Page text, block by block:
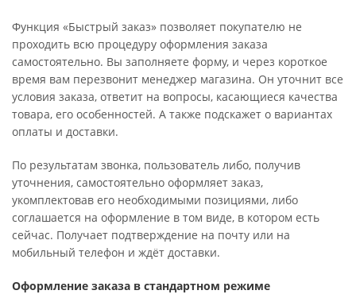
Функция «Быстрый заказ» позволяет покупателю не
проходить всю процедуру оформления заказа
самостоятельно. Вы заполняете форму, и через короткое
время вам перезвонит менеджер магазина. Он уточнит все
условия заказа, ответит на вопросы, касающиеся качества
товара, его особенностей. А также подскажет о вариантах
оплаты и доставки.
По результатам звонка, пользователь либо, получив
уточнения, самостоятельно оформляет заказ,
укомплектовав его необходимыми позициями, либо
соглашается на оформление в том виде, в котором есть
сейчас. Получает подтверждение на почту или на
мобильный телефон и ждёт доставки.
Оформление заказа в стандартном режиме